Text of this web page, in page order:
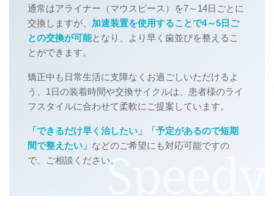
通常はアライナー（マウスピース）を7～14日ごとに
交換しますが、 加速装置を使用することで4～5日ご
との交換が可能となり、より早く歯並びを整えるこ
とができます。
矯正中も日常生活に支障なくお過ごしいただけるよ
う、1日の装着時間や交換サイクルは、患者様のライ
フスタイルに合わせて柔軟にご提案しています。
「できるだけ早く治したい」「予定があるので短期
間で整えたい」 などのご希望にも対応可能ですの
で、ご相談ください。